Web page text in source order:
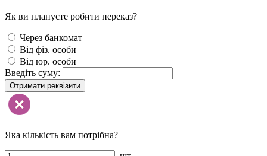
Як ви плануєте робити переказ?
Через банкомат
Від фіз. особи
Від юр. особи
Введіть суму:
Отримати реквізити
Яка кількість вам потрібна?